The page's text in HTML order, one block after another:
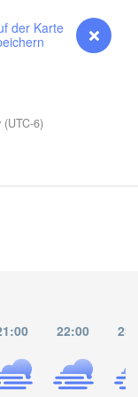
Vorhersage
6)
22:00